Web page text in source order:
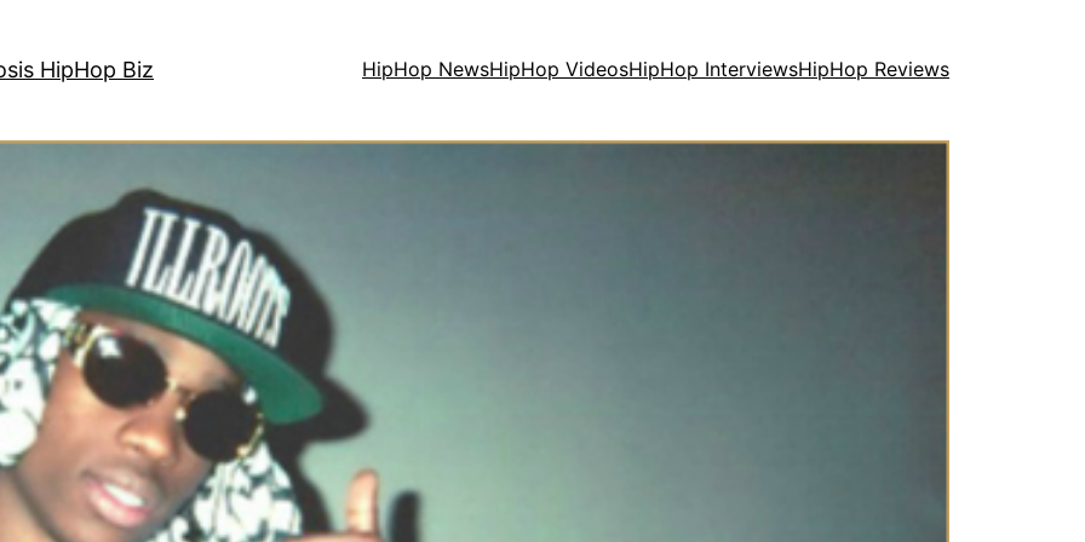
HipHop Biz HipHop NewsHipHop VideosHipHop InterviewsHipHop Reviews